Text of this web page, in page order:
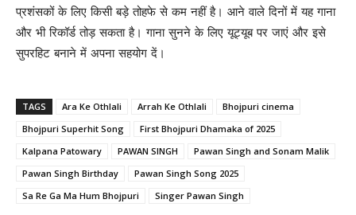
प्रशंसकों के लिए किसी बड़े तोहफे से कम नहीं है। आने वाले दिनों में यह गाना
और भी रिकॉर्ड तोड़ सकता है। गाना सुनने के लिए यूट्यूब पर जाएं और इसे
सुपरहिट बनाने में अपना सहयोग दें।
TAGS Ara Ke Othlali Arrah Ke Othlali
Bhojpuri cinema
Bhojpuri Superhit Song
First Bhojpuri Dhamaka of 2025
Kalpana Patowary
PAWAN SINGH
Pawan Singh and Sonam Malik
Pawan Singh Birthday
Pawan Singh Song 2025
Sa Re Ga Ma Hum Bhojpuri
Singer Pawan Singh